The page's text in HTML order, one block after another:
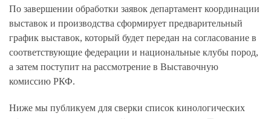
По завершении обработки заявок департамент координации
выставок и производства сформирует предварительный
график выставок, который будет передан на согласование в
соответствующие федерации и национальные клубы пород,
а затем поступит на рассмотрение в Выставочную
комиссию РКФ.
Ниже мы публикуем для сверки список кинологических